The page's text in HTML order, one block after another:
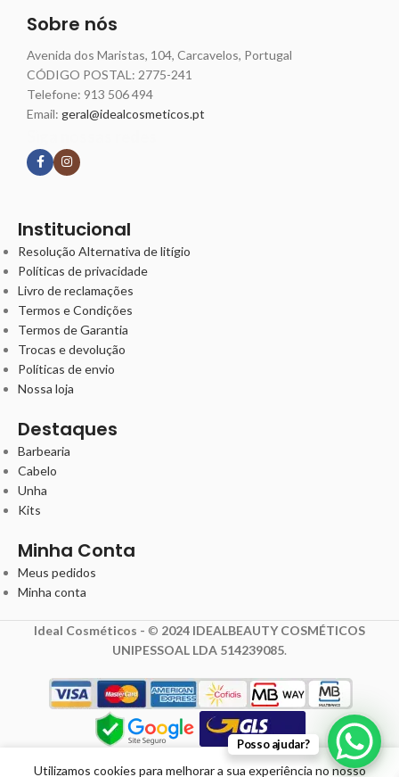
Sobre nós
Avenida dos Maristas, 104, Carcavelos, Portugal
CÓDIGO POSTAL: 2775-241
Telefone: 913 506 494
Email: geral@idealcosmeticos.pt
Institucional
Resolução Alternativa de litígio
Políticas de privacidade
Livro de reclamações
Termos e Condições
Termos de Garantia
Trocas e devolução
Políticas de envio
Nossa loja
Destaques
Barbearia
Cabelo
Unha
Kits
Minha Conta
Meus pedidos
Minha conta
Ideal Cosméticos - © 2024 IDEALBEAUTY COSMÉTICOS
UNIPESSOAL LDA 514239085.
Utilizamos cookies para melhorar a sua experiência no nosso
Unhas
1,60 1,28€
com IVA
Posso ajudar?